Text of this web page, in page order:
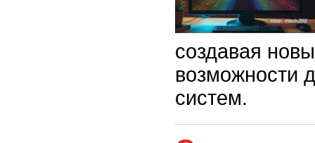
создавая
возможности
систем.